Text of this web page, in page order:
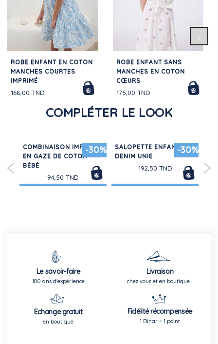
ROBE ENFANT EN COTON
MANCHES COURTES
IMPRIMÉ
168,00 TND
ROBE ENFANT SANS
MANCHES EN COTON
CŒURS
175,00 TND
COMPLÉTER LE LOOK
-30%
COMBINAISON IMPRIMÉE
EN GAZE DE COTON
BÉBÉ
94,50 TND
-30%
SALOPETTE ENFANT EN
DENIM UNIE
192,50 TND
Le savoir-faire
100 ans d'expérience
Livraison
chez vous et en boutique !
Echange gratuit
en boutique
Fidélité récompensée
1 Dinar = 1 point